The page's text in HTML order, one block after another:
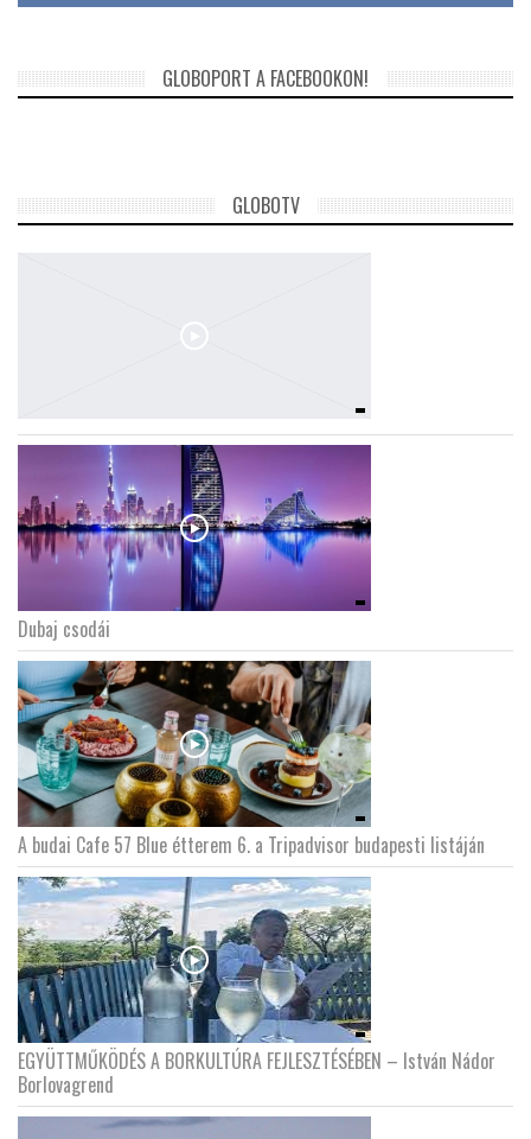
GLOBOPORT A FACEBOOKON!
GLOBOTV
Dubaj csodái
A budai Cafe 57 Blue étterem 6. a Tripadvisor budapesti listáján
EGYÜTTMŰKÖDÉS A BORKULTÚRA FEJLESZTÉSÉBEN – István Nádor
Borlovagrend